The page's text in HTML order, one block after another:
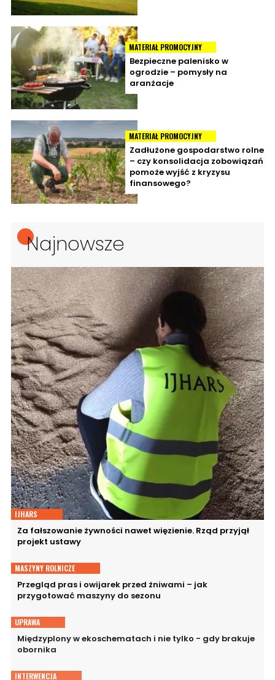
MATERIAŁ PROMOCYJNY
Bezpieczne palenisko w
ogrodzie – pomysły na
aranżacje
MATERIAŁ PROMOCYJNY
Zadłużone gospodarstwo rolne
– czy konsolidacja zobowiązań
pomoże wyjść z kryzysu
finansowego?
Najnowsze
IJHARS
Za fałszowanie żywności nawet więzienie. Rząd przyjął
projekt ustawy
MASZYNY ROLNICZE
Przegląd pras i owijarek przed żniwami – jak
przygotować maszyny do sezonu
UPRAWA
Międzyplony w ekoschematach i nie tylko - gdy brakuje
obornika
INTERWENCJA